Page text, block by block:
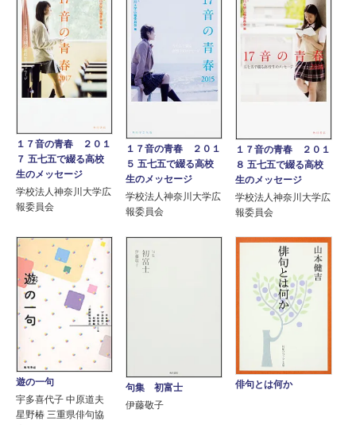
１７音の青春 ２０１
７ 五七五で綴る高校
生のメッセージ
学校法人神奈川大学広
報委員会
１７音の青春 ２０１
５ 五七五で綴る高校
生のメッセージ
学校法人神奈川大学広
報委員会
１７音の青春 ２０１
８ 五七五で綴る高校
生のメッセージ
学校法人神奈川大学広
報委員会
遊の一句
宇多喜代子 中原道夫
星野椿 三重県俳句協
句集 初富士
伊藤敬子
俳句とは何か